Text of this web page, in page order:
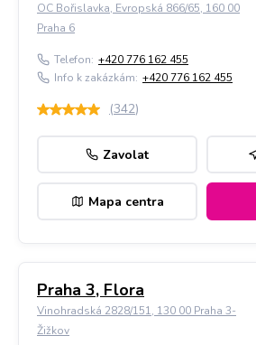
OC Bořislavka, Evropská 866/65, 160 00
Praha 6
Telefon: +420 776 162 455
Info k zakázkám: +420 776 162 455
(342)
Zavolat
Mapa centra
Praha 3, Flora
Vinohradská 2828/151, 130 00 Praha 3-
Žižkov